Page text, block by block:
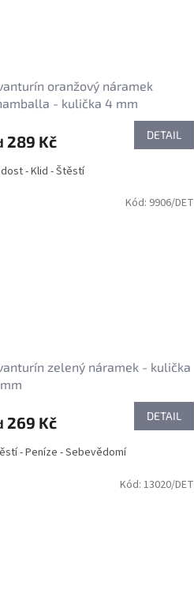
oranžový náramek
- kulička 4 mm
289 Kč DETAIL
- Klid - Štěstí
zelený náramek - kulička
269 Kč DETAIL
- Peníze - Sebevědomí
Kód: 9906/DET
Kód: 13020/DET